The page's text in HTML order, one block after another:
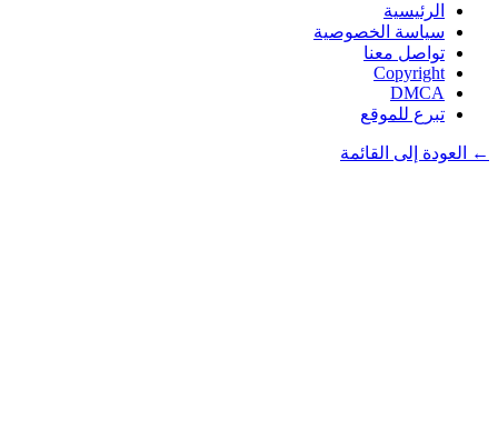
الرئيسية
سياسة الخصوصية
تواصل معنا
Copyright
DMCA
تبرع للموقع
← العودة إلى القائمة